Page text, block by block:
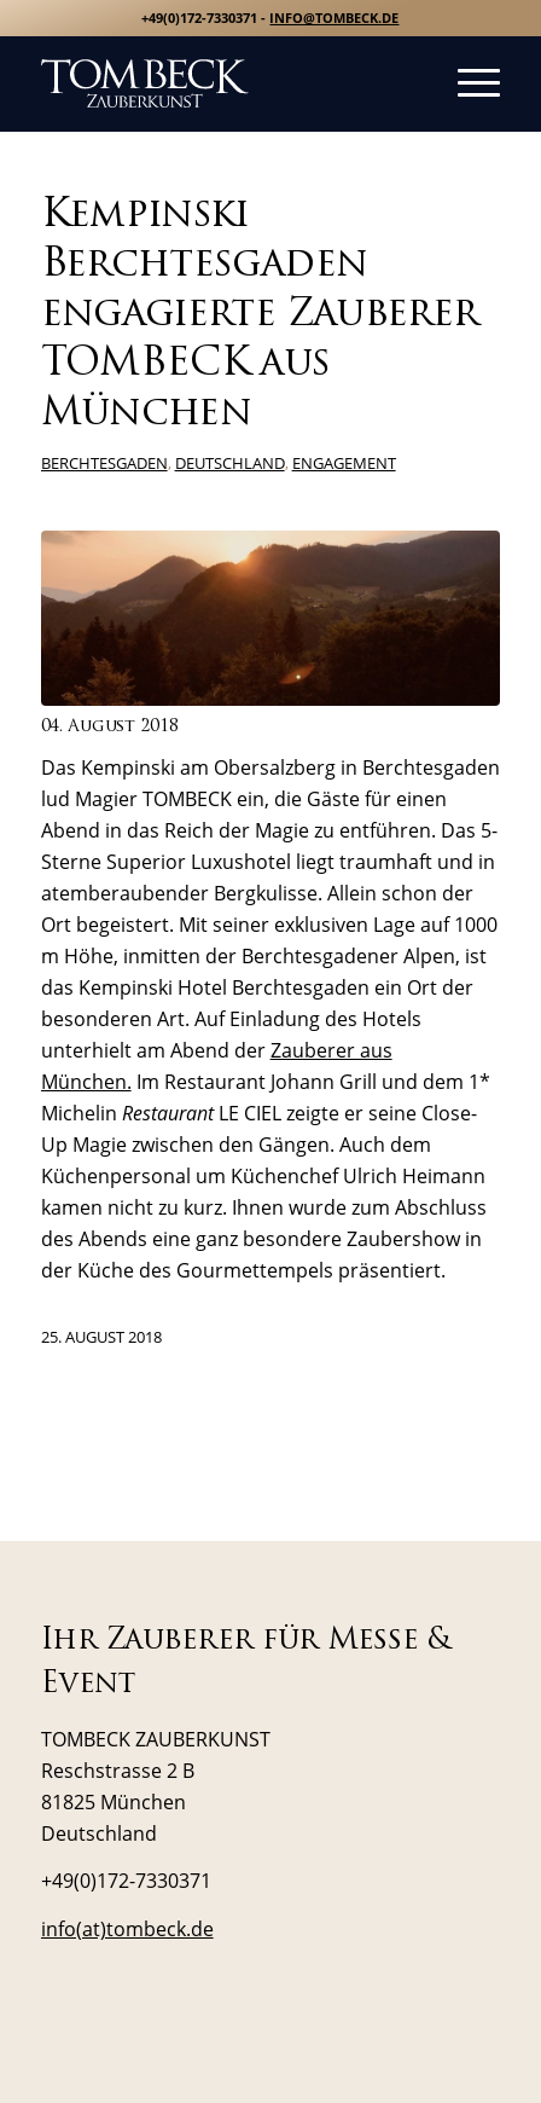
+49(0)172-7330371 - INFO@TOMBECK.DE
Kempinski
Berchtesgaden
engagierte Zauberer
TOMBECK aus
München
BERCHTESGADEN, DEUTSCHLAND, ENGAGEMENT
04. August 2018
Das Kempinski am Obersalzberg in Berchtesgaden
lud Magier TOMBECK ein, die Gäste für einen
Abend in das Reich der Magie zu entführen. Das 5-
Sterne Superior Luxushotel liegt traumhaft und in
atemberaubender Bergkulisse. Allein schon der
Ort begeistert. Mit seiner exklusiven Lage auf 1000
m Höhe, inmitten der Berchtesgadener Alpen, ist
das Kempinski Hotel Berchtesgaden ein Ort der
besonderen Art. Auf Einladung des Hotels
unterhielt am Abend derZauberer aus
München. Im Restaurant Johann Grill und dem 1*
Michelin RestaurantLE CIEL zeigte er seine Close-
Up Magie zwischen den Gängen. Auch dem
Küchenpersonal um Küchenchef Ulrich Heimann
kamen nicht zu kurz. Ihnen wurde zum Abschluss
des Abends eine ganz besondere Zaubershow in
der Küche des Gourmettempels präsentiert.
25. AUGUST 2018
Ihr Zauberer für Messe &
Event
TOMBECK ZAUBERKUNST
Reschstrasse 2 B
81825 München
Deutschland
+49(0)172-7330371
info(at)tombeck.de